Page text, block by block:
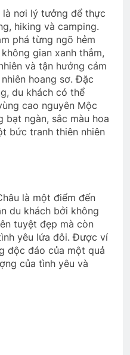
là nơi lý tưởng để thực
hiking và camping.
phá từng ngõ hẻm
gian xanh thẳm,
và tận hưởng cảm
hoang sơ. Đặc
du khách có thể
cao nguyên Mộc
bạt ngàn, sắc màu hoa
bức tranh thiên nhiên
là một điểm đến
du khách bởi không
tuyệt đẹp mà còn
yêu lứa đôi. Được ví
độc đáo của một quả
của tình yêu và